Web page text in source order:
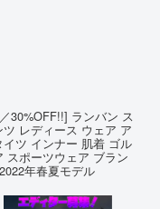
30%OFF!!] ランバン ス
レディース ウェア ア
イツ インナー 肌着 ゴル
スポーツウェア ブラン
年春夏モデル